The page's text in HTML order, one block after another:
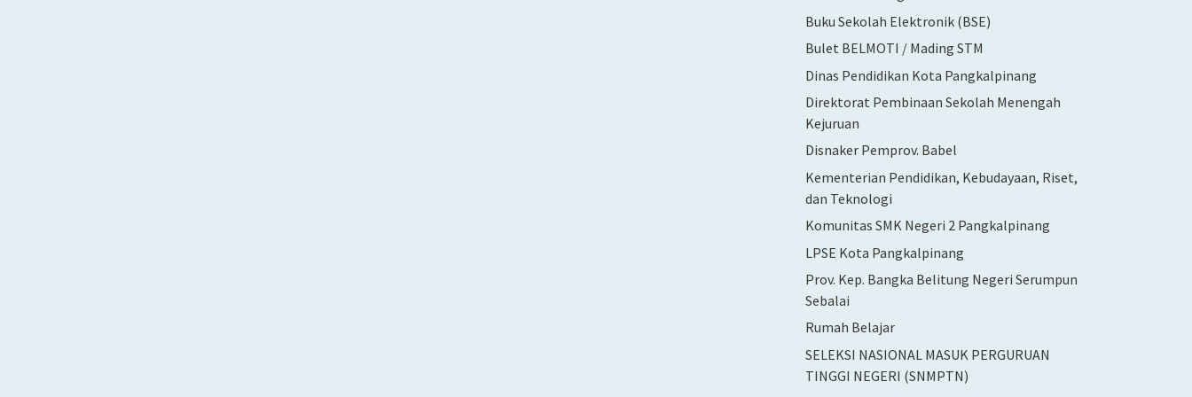
Buku Sekolah Elektronik (BSE)
Bulet BELMOTI / Mading STM
Dinas Pendidikan Kota Pangkalpinang
Direktorat Pembinaan Sekolah Menengah
Kejuruan
Disnaker Pemprov. Babel
Kementerian Pendidikan, Kebudayaan, Riset,
dan Teknologi
Komunitas SMK Negeri 2 Pangkalpinang
LPSE Kota Pangkalpinang
Prov. Kep. Bangka Belitung Negeri Serumpun
Sebalai
Rumah Belajar
SELEKSI NASIONAL MASUK PERGURUAN
TINGGI NEGERI (SNMPTN)